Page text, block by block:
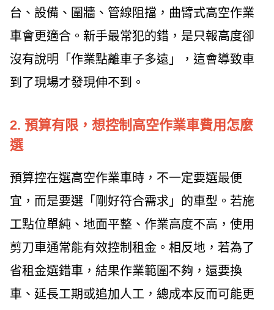
台、設備、圍牆、管線阻擋，曲臂式高空作業
車會更適合。新手最常犯的錯，是只報高度卻
沒有說明「作業點離車子多遠」，這會導致車
到了現場才發現伸不到。
2. 預算有限，想控制高空作業車費用怎麼
選
預算控在選高空作業車時，不一定要選最便
宜，而是要選「剛好符合需求」的車型。若施
工點位單純、地面平整、作業高度不高，使用
剪刀車通常能有效控制租金。相反地，若為了
省租金選錯車，結果作業範圍不夠，還要換
車、延長工期或追加人工，總成本反而可能更